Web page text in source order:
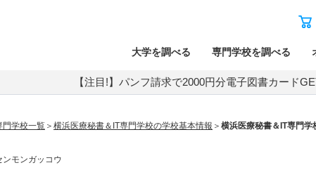
大学を調べる 専門学校を調べる
【注目!】パンフ請求で2000円分電子図書カード
門学校一覧 横浜医療秘書＆IT専門学校の学校基本情報 横浜医療秘書＆IT専門学
モンガッコウ